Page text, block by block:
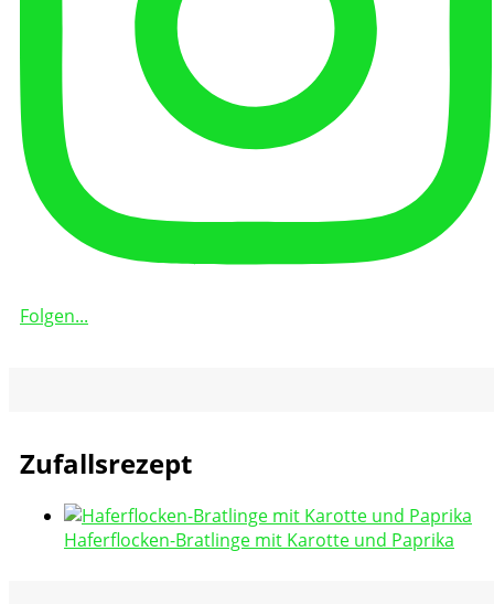
Folgen...
Zufallsrezept
Haferflocken-Bratlinge mit Karotte und Paprika